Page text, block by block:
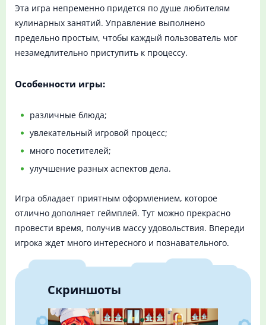
Эта игра непременно придется по душе любителям
кулинарных занятий. Управление выполнено
предельно простым, чтобы каждый пользователь мог
незамедлительно приступить к процессу.
Особенности игры:
различные блюда;
увлекательный игровой процесс;
много посетителей;
улучшение разных аспектов дела.
Игра обладает приятным оформлением, которое
отлично дополняет геймплей. Тут можно прекрасно
провести время, получив массу удовольствия. Впереди
игрока ждет много интересного и познавательного.
Скриншоты